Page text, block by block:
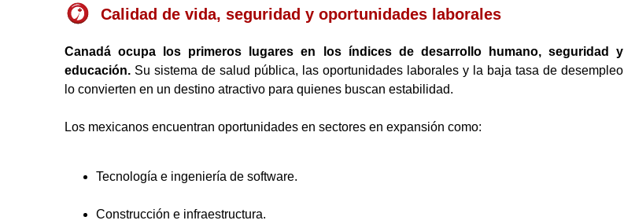
Calidad de vida, seguridad y oportunidades laborales
Canadá ocupa los primeros lugares en los índices de desarrollo humano, seguridad y
educación. Su sistema de salud pública, las oportunidades laborales y la baja tasa de desempleo
lo convierten en un destino atractivo para quienes buscan estabilidad.
Los mexicanos encuentran oportunidades en sectores en expansión como:
Tecnología e ingeniería de software.
Construcción e infraestructura.